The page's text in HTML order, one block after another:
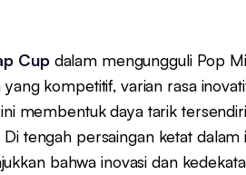
Cupdalam mengungguli Pop
kompetitif, varian rasa
membentuk daya tarik
tengah persaingan ketat
bahwa inovasi dan